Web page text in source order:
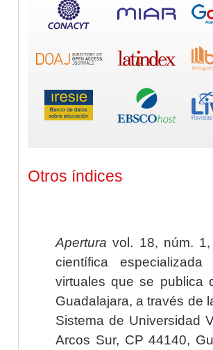
Otros índices
Apertura vol. 18, núm.
científica
virtuales que se publica
Guadalajara, a través de
Sistema de Universidad
Arcos Sur, CP 44140,